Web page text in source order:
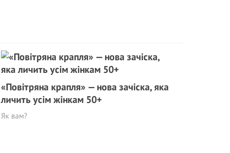
«Повітряна крапля» — нова зачіска, яка
личить усім жінкам 50+
Як вам?